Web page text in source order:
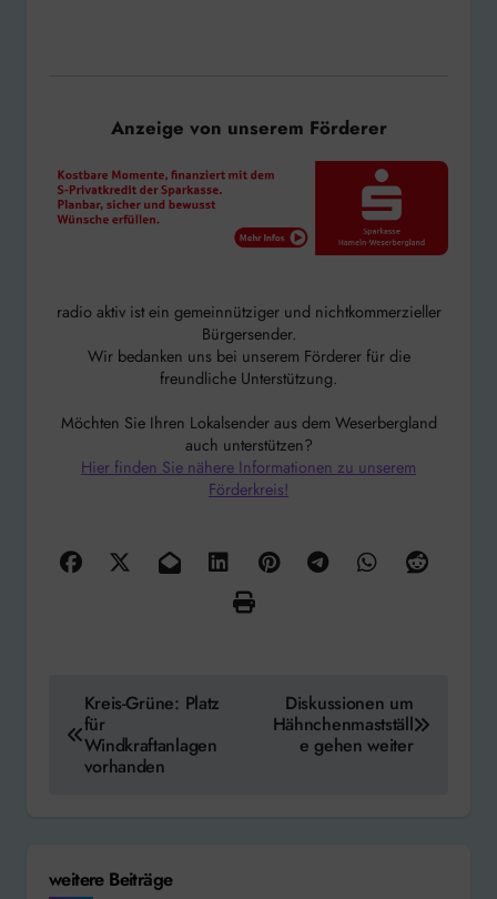
Anzeige von unserem Förderer
radio aktiv ist ein gemeinnütziger und nichtkommerzieller
Bürgersender.
Wir bedanken uns bei unserem Förderer für die
freundliche Unterstützung.
Möchten Sie Ihren Lokalsender aus dem Weserbergland
auch unterstützen?
Hier finden Sie nähere Informationen zu unserem
Förderkreis!
Beitragsnavigation
Kreis-Grüne: Platz
für
Windkraftanlagen
vorhanden
Diskussionen um
Hähnchenmastställ
e gehen weiter
weitere Beiträge